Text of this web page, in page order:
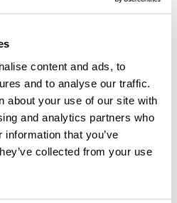
content and ads, to
and to analyse our traffic.
about your use of our site with
and analytics partners who
that you’ve
collected from your use
opinión!
una opinión